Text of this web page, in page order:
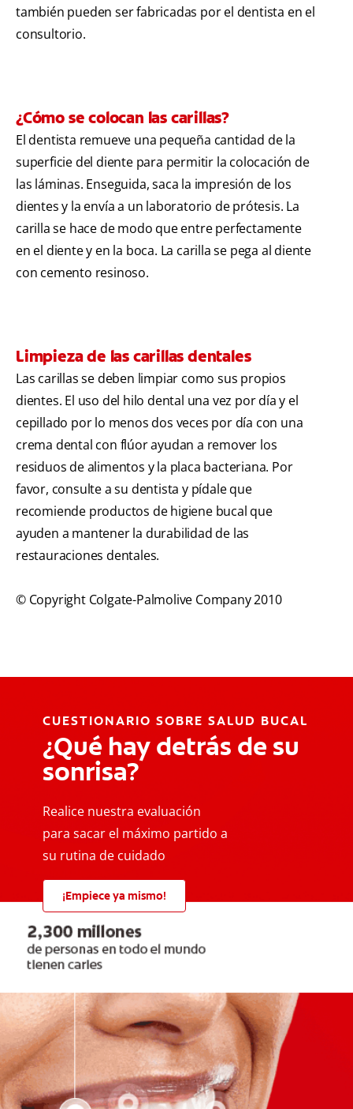
también pueden ser fabricadas por el dentista en el
consultorio.
¿Cómo se colocan las carillas?
El dentista remueve una pequeña cantidad de la
superficie del diente para permitir la colocación de
las láminas. Enseguida, saca la impresión de los
dientes y la envía a un laboratorio de prótesis. La
carilla se hace de modo que entre perfectamente
en el diente y en la boca. La carilla se pega al diente
con cemento resinoso.
Limpieza de las carillas dentales
Las carillas se deben limpiar como sus propios
dientes. El uso del hilo dental una vez por día y el
cepillado por lo menos dos veces por día con una
crema dental con flúor ayudan a remover los
residuos de alimentos y la placa bacteriana. Por
favor, consulte a su dentista y pídale que
recomiende productos de higiene bucal que
ayuden a mantener la durabilidad de las
restauraciones dentales.
© Copyright Colgate-Palmolive Company 2010
CUESTIONARIO SOBRE SALUD BUCAL
¿Qué hay detrás de su
sonrisa?
Realice nuestra evaluación
para sacar el máximo partido a
su rutina de cuidado
¡Empiece ya mismo!